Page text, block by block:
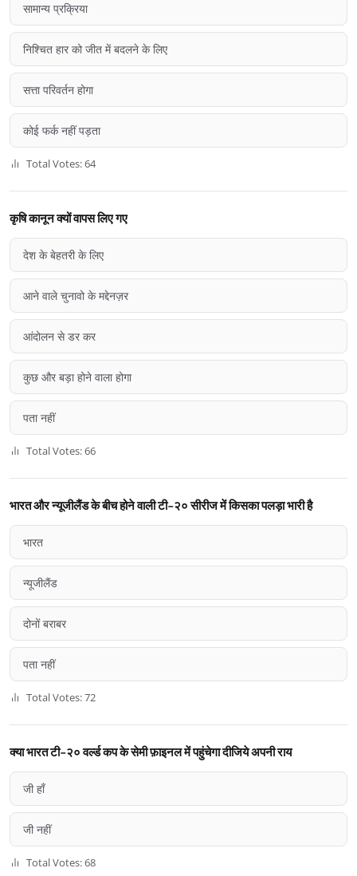
सामान्य प्रक्रिया
निश्चित हार को जीत में बदलने के लिए
सत्ता परिवर्तन होगा
कोई फर्क नहीं पड़ता
Total Votes: 64
कृषि कानून क्यों वापस लिए गए
देश के बेहतरी के लिए
आने वाले चुनावो के मद्देनज़र
आंदोलन से डर कर
कुछ और बड़ा होने वाला होगा
पता नहीं
Total Votes: 66
भारत और न्यूजीलैंड के बीच होने वाली टी-२० सीरीज में किसका पलड़ा भारी है
भारत
न्यूजीलैंड
दोनों बराबर
पता नहीं
Total Votes: 72
क्या भारत टी-२० वर्ल्ड कप के सेमी फ़ाइनल में पहुंचेगा दीजिये अपनी राय
जी हाँ
जी नहीं
Total Votes: 68